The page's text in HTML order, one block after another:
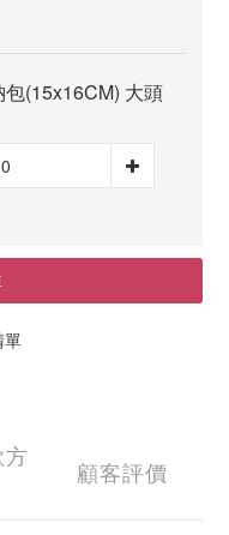
(15x16CM) 大頭
單
顧客評價